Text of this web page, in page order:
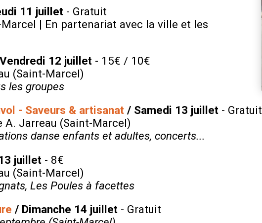
11 juillet- Gratuit
| En partenariat avec la ville et les
12 juillet- 15€ / 10€
(Saint-Marcel)
les groupes
- Saveurs & artisanat/ Samedi 13 juillet- Gratuit
A. Jarreau (Saint-Marcel)
danse enfants et adultes, concerts...
juillet- 8€
(Saint-Marcel)
Les Poules à facettes
/ Dimanche 14 juillet- Gratuit